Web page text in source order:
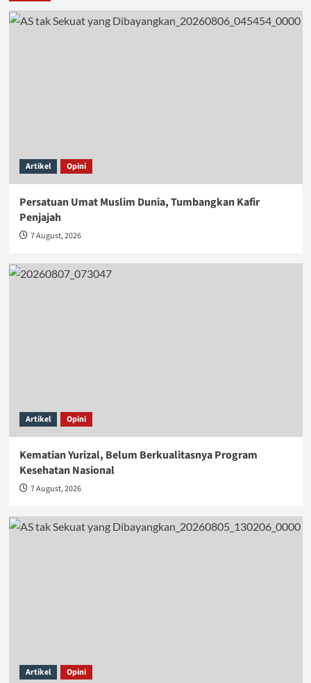
Artikel Opini
Persatuan Umat Muslim Dunia, Tumbangkan Kafir
Penjajah
7 August, 2026
Artikel Opini
Kematian Yurizal, Belum Berkualitasnya Program
Kesehatan Nasional
7 August, 2026
Artikel Opini